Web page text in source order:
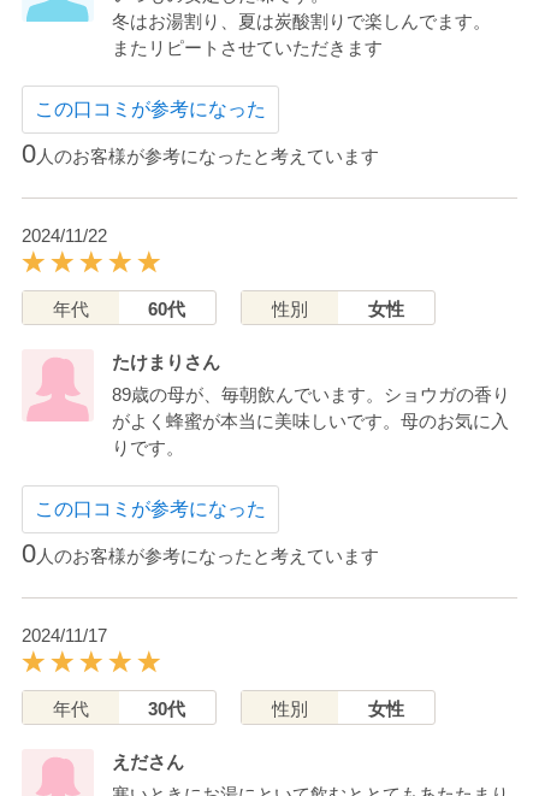
冬はお湯割り、夏は炭酸割りで楽しんでます。
またリピートさせていただきます
この口コミが参考になった
0人のお客様が参考になったと考えています
2024/11/22
年代 60代 性別 女性
たけまりさん
89歳の母が、毎朝飲んでいます。ショウガの香り
がよく蜂蜜が本当に美味しいです。母のお気に入
りです。
この口コミが参考になった
0人のお客様が参考になったと考えています
2024/11/17
年代 30代 性別 女性
えださん